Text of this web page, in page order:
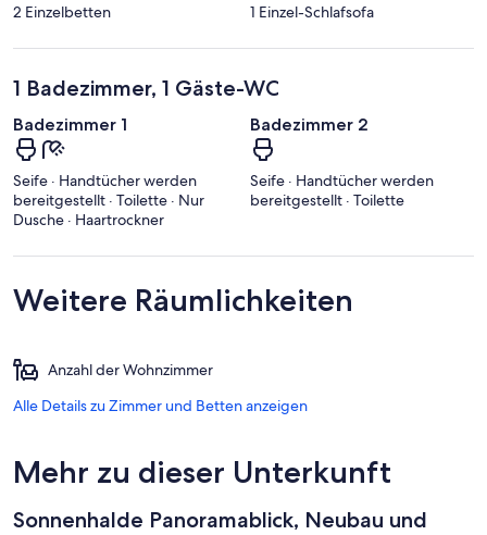
2 Einzelbetten 1 Einzel-Schlafsofa
1 Badezimmer, 1 Gäste-WC
Badezimmer 1
Seife · Handtücher werden
bereitgestellt · Toilette · Nur
Dusche · Haartrockner
Badezimmer 2
Seife · Handtücher werden
bereitgestellt · Toilette
Weitere Räumlichkeiten
Anzahl der Wohnzimmer
Alle Details zu Zimmer und Betten anzeigen
Mehr zu dieser Unterkunft
Sonnenhalde Panoramablick, Neubau und